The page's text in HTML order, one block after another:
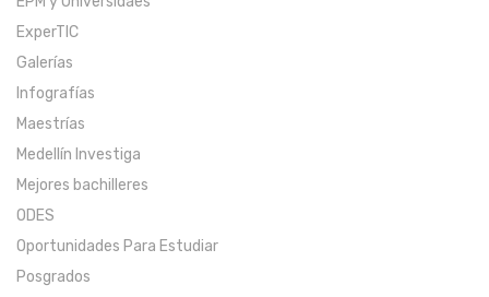
ExperTIC
Galerías
Infografías
Maestrías
Medellín Investiga
Mejores bachilleres
ODES
Oportunidades Para Estudiar
Posgrados